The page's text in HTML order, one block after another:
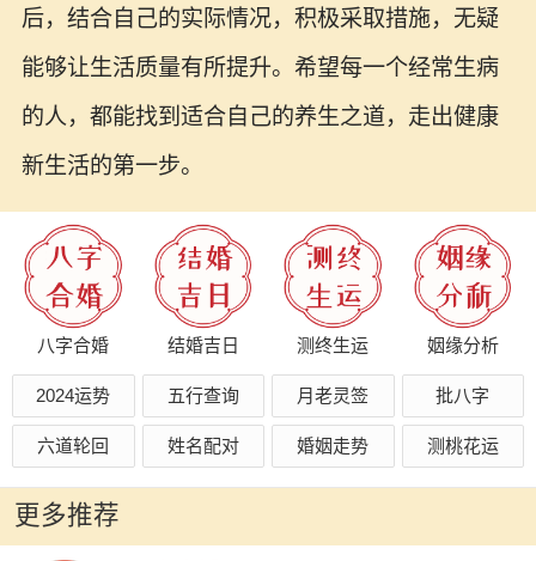
后，结合自己的实际情况，积极采取措施，无疑
能够让生活质量有所提升。希望每一个经常生病
的人，都能找到适合自己的养生之道，走出健康
新生活的第一步。
八字合婚 结婚吉日 测终生运 姻缘分析
2024运势 五行查询 月老灵签 批八字
六道轮回 姓名配对 婚姻走势 测桃花运
更多推荐